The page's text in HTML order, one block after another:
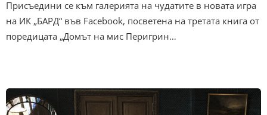
Присъедини се към галерията на чудатите в новата игра
на ИК „БАРД“ във Facebook, посветена на третата книга от
поредицата „Домът на мис Перигрин…